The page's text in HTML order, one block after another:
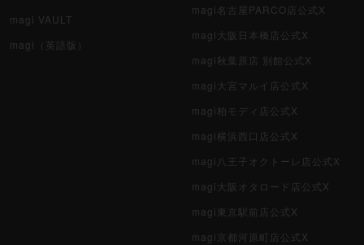
magi VAULT
magi（英語版）
magi名古屋PARCO店公式X
magi大阪日本橋店公式X
magi秋葉原店 別館公式X
magi大宮マルイ店公式X
magi柏モディ店公式X
magi横浜西口店公式X
magi八王子オクトーレ店公式X
magi大阪オタロード店公式X
magi東京駅前店公式X
magi京都河原町店公式X